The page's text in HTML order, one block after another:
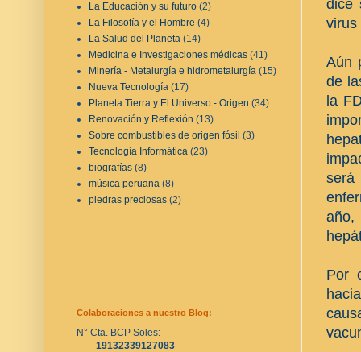
dice
virus
Aún
de
la
Por
La Educación y su futuro (2)
La Filosofía y el Hombre (4)
La Salud del Planeta (14)
Medicina e Investigaciones médicas (41)
Minería - Metalurgía e hidrometalurgía (15)
Nueva Tecnología (17)
Planeta Tierra y El Universo - Origen (34)
Renovación y Reflexión (13)
Sobre combustibles de origen fósil (3)
Tecnología Informática (23)
biografías (8)
música peruana (8)
piedras preciosas (2)
Colaboraciones a nuestro Blog:
N° Cta. BCP Soles:
19132339127083